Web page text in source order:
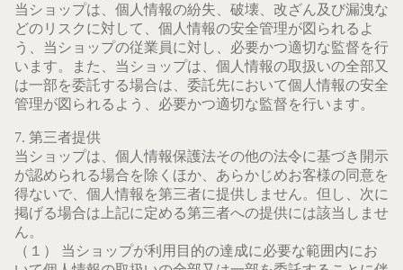
当ショップは、個人情報の紛失、破壊、改ざん及び漏洩な
どのリスクに対して、個人情報の安全管理が図られるよ
う、当ショップの従業員に対し、必要かつ適切な監督を行
います。また、当ショップは、個人情報の取扱いの全部又
は一部を委託する場合は、委託先において個人情報の安全
管理が図られるよう、必要かつ適切な監督を行います。
7. 第三者提供
当ショップは、個人情報保護法その他の法令に基づき開示
が認められる場合を除くほか、あらかじめお客様の同意を
得ないで、個人情報を第三者に提供しません。但し、次に
掲げる場合は上記に定める第三者への提供には該当しませ
ん。
（１） 当ショップが利用目的の達成に必要な範囲内にお